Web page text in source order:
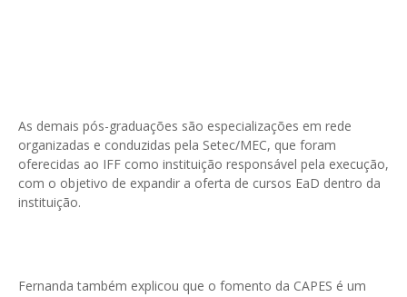
As demais pós-graduações são especializações em rede
organizadas e conduzidas pela Setec/MEC, que foram
oferecidas ao IFF como instituição responsável pela execução,
com o objetivo de expandir a oferta de cursos EaD dentro da
instituição.
Fernanda também explicou que o fomento da CAPES é um